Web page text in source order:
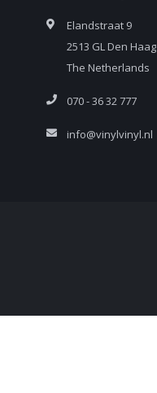
Elandstraat 9
2513 GL Den Haag
The Netherlands
070 - 36 32 777
info@vinylvinyl.nl